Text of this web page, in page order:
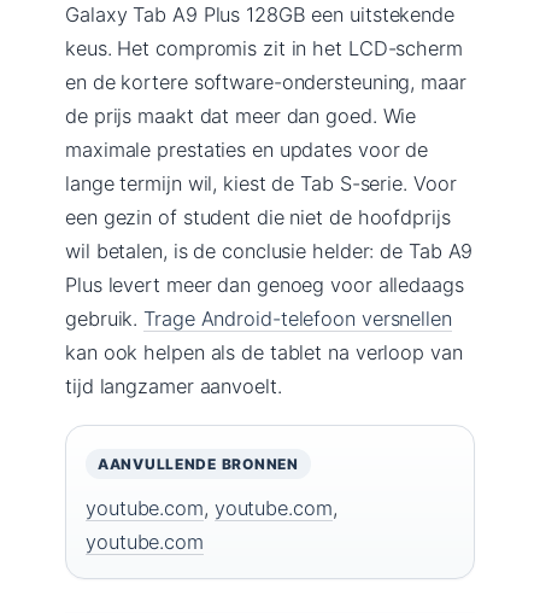
Galaxy Tab A9 Plus 128GB een uitstekende
keus. Het compromis zit in het LCD-scherm
en de kortere software-ondersteuning, maar
de prijs maakt dat meer dan goed. Wie
maximale prestaties en updates voor de
lange termijn wil, kiest de Tab S-serie. Voor
een gezin of student die niet de hoofdprijs
wil betalen, is de conclusie helder: de Tab A9
Plus levert meer dan genoeg voor alledaags
gebruik.Trage Android-telefoon versnellen
kan ook helpen als de tablet na verloop van
tijd langzamer aanvoelt.
AANVULLENDE BRONNEN
youtube.com, youtube.com,
youtube.com